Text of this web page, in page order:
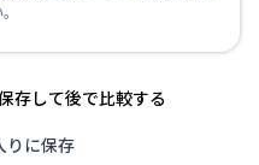
存して後で比較する
りに保存